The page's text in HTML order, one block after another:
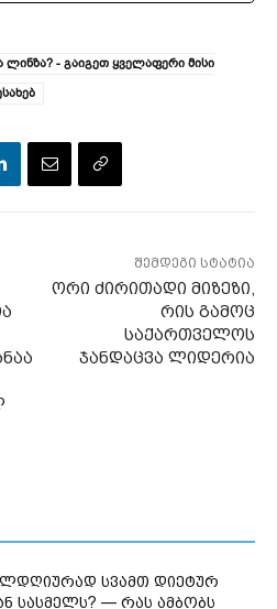
- გაიგეთ ყველაფერი მისი
შემდეგი სტატია
ორი ძირითადი მიზეზი,
რის გამოც
საქართველოს
ჯანდაცვა ლიდერია
სვამთ დიეტურ
სასმელს? — რას ამბობს